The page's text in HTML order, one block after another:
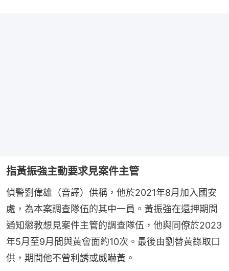
指黃振強主動要求見案件主管
偵警劉偉雄（音譯）供稱，他於2021年8月加入國安
處，為本案調查隊伍的其中一員。黃振強在還押期間
通知懲教想見案件主管的調查隊伍，他與同僚於2023
年5月至9月間與黃會面約10次。最後由劉替黃錄取口
供，期間他不曾利誘或威嚇黃。